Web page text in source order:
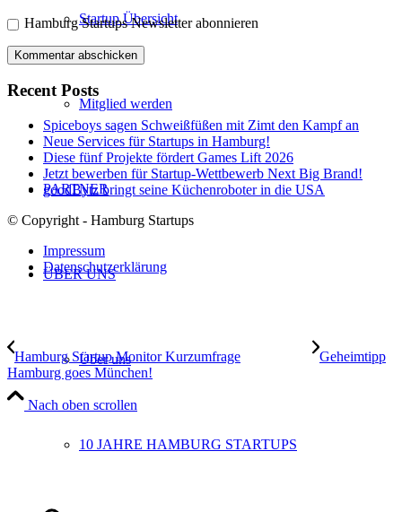
Startup Übersicht
Mitglied werden
PARTNER
ÜBER UNS
Über uns
10 JAHRE HAMBURG STARTUPS
Hamburg Startups Newsletter abonnieren
Recent Posts
Spiceboys sagen Schweißfüßen mit Zimt den Kampf an
Neue Services für Startups in Hamburg!
Diese fünf Projekte fördert Games Lift 2026
Jetzt bewerben für Startup-Wettbewerb Next Big Brand!
goodBytz bringt seine Küchenroboter in die USA
© Copyright - Hamburg Startups
Impressum
Datenschutzerklärung
Hamburg Startup Monitor Kurzumfrage
Geheimtipp
Hamburg goes München!
Nach oben scrollen